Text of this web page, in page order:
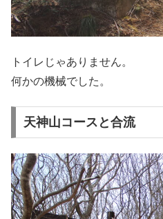
トイレじゃありません。
何かの機械でした。
天神山コースと合流